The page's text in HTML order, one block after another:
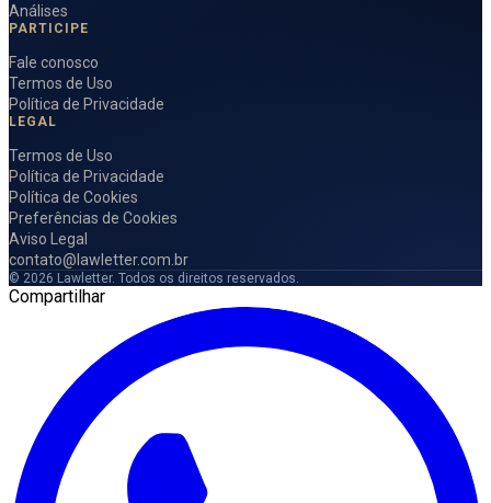
Análises
PARTICIPE
Fale conosco
Termos de Uso
Política de Privacidade
LEGAL
Termos de Uso
Política de Privacidade
Política de Cookies
Preferências de Cookies
Aviso Legal
contato@lawletter.com.br
© 2026 Lawletter. Todos os direitos reservados.
Compartilhar